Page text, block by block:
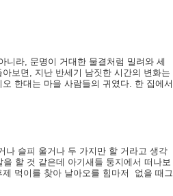
니라, 문명이 거대한 물결처럼 밀려와 세
보면, 지난 반세기 남짓한 시간의 변화는
한대는 마을 사람들의 귀였다. 한 집에서
나 슬피 울거나 두 가지만 할 거라고 생각
할 것 같은데 아기새들 둥지에서 떠나보
먹이를 찾아 날아오를 힘마저 없을 때그